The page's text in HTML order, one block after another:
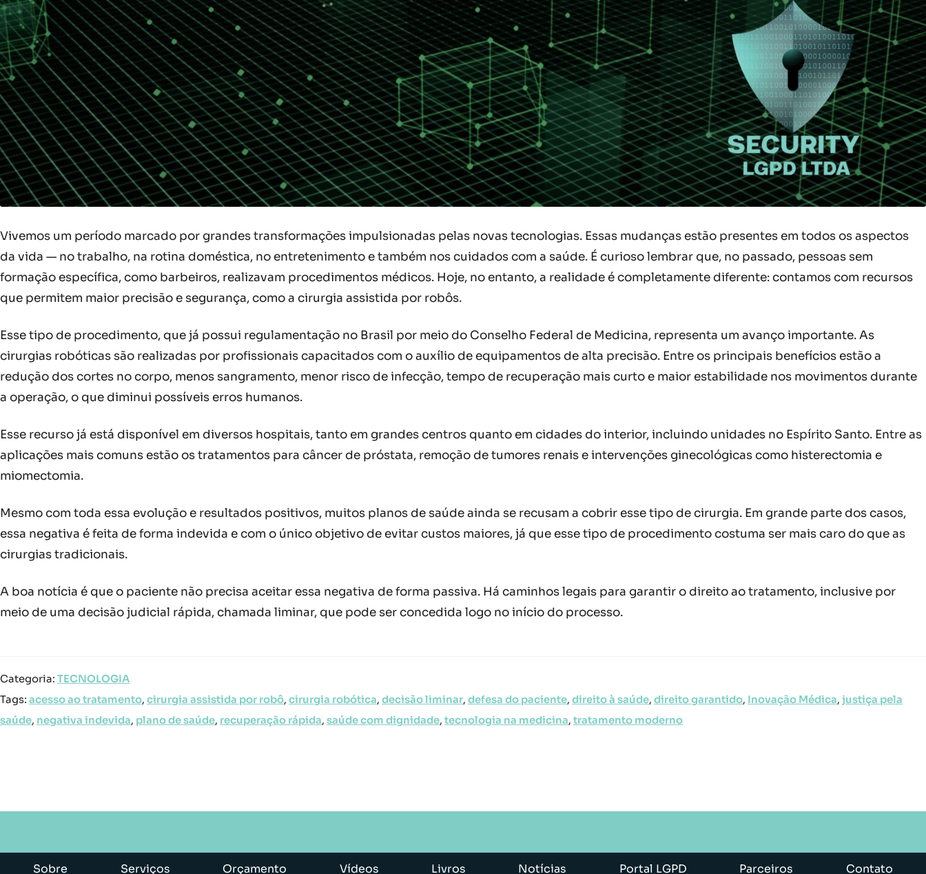
Vivemos um período marcado por grandes transformações impulsionadas pelas novas tecnologias. Essas mudanças estão presentes em todos os aspectos
da vida — no trabalho, na rotina doméstica, no entretenimento e também nos cuidados com a saúde. É curioso lembrar que, no passado, pessoas sem
formação específica, como barbeiros, realizavam procedimentos médicos. Hoje, no entanto, a realidade é completamente diferente: contamos com recursos
que permitem maior precisão e segurança, como a cirurgia assistida por robôs.
Esse tipo de procedimento, que já possui regulamentação no Brasil por meio do Conselho Federal de Medicina, representa um avanço importante. As
cirurgias robóticas são realizadas por profissionais capacitados com o auxílio de equipamentos de alta precisão. Entre os principais benefícios estão a
redução dos cortes no corpo, menos sangramento, menor risco de infecção, tempo de recuperação mais curto e maior estabilidade nos movimentos durante
a operação, o que diminui possíveis erros humanos.
Esse recurso já está disponível em diversos hospitais, tanto em grandes centros quanto em cidades do interior, incluindo unidades no Espírito Santo. Entre as
aplicações mais comuns estão os tratamentos para câncer de próstata, remoção de tumores renais e intervenções ginecológicas como histerectomia e
miomectomia.
Mesmo com toda essa evolução e resultados positivos, muitos planos de saúde ainda se recusam a cobrir esse tipo de cirurgia. Em grande parte dos casos,
essa negativa é feita de forma indevida e com o único objetivo de evitar custos maiores, já que esse tipo de procedimento costuma ser mais caro do que as
cirurgias tradicionais.
A boa notícia é que o paciente não precisa aceitar essa negativa de forma passiva. Há caminhos legais para garantir o direito ao tratamento, inclusive por
meio de uma decisão judicial rápida, chamada liminar, que pode ser concedida logo no início do processo.
Categoria: TECNOLOGIA
Tags: acesso ao tratamento, cirurgia assistida por robô, cirurgia robótica, decisão liminar, defesa do paciente, direito à saúde, direito garantido, Inovação Médica, justiça pela
saúde, negativa indevida, plano de saúde, recuperação rápida, saúde com dignidade, tecnologia na medicina, tratamento moderno
Sobre Serviços Orçamento Vídeos Livros Notícias Portal LGPD Parceiros Contato